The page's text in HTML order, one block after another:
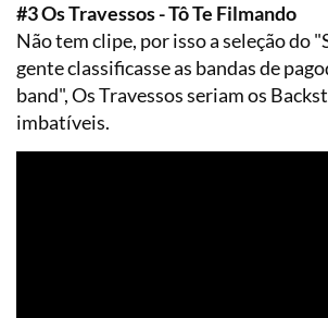
#3 Os Travessos - Tô Te Filmando
Não tem clipe, por isso a seleção do
gente classificasse as bandas de
band", Os Travessos seriam os
imbatíveis.